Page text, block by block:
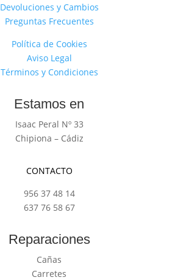
Devoluciones y Cambios
Preguntas Frecuentes
Política de Cookies
Aviso Legal
Términos y Condiciones
Estamos en
Isaac Peral Nº 33
Chipiona – Cádiz
CONTACTO
956 37 48 14
637 76 58 67
Reparaciones
Cañas
Carretes